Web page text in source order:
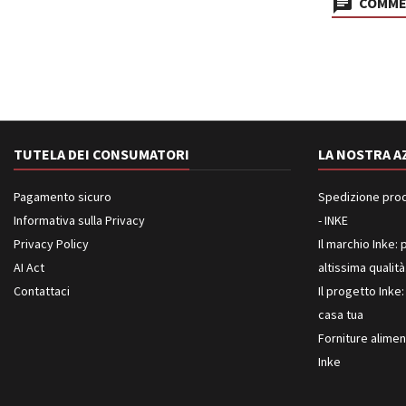
TUTELA DEI CONSUMATORI
Pagamento sicuro
Informativa sulla Privacy
Privacy Policy
AI Act
Contattaci
LA NOSTRA
Spedizione
- INKE
Il marchio Inke:
altissima
Il progetto
casa tua
Forniture
Inke